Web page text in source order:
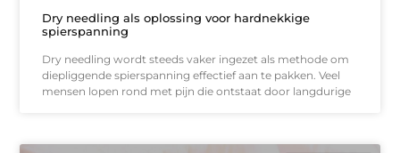
Dry needling als oplossing voor hardnekkige
spierspanning
Dry needling wordt steeds vaker ingezet als methode om
diepliggende spierspanning effectief aan te pakken. Veel
mensen lopen rond met pijn die ontstaat door langdurige